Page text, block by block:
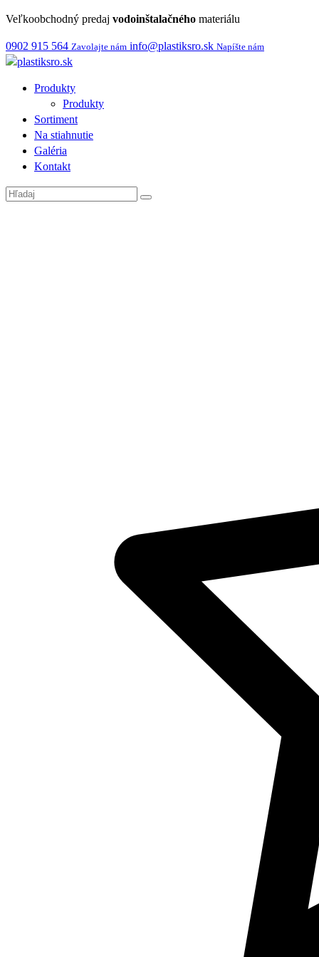
Veľkoobchodný predaj vodoinštalačného materiálu
0902 915 564 Zavolajte nám info@plastiksro.sk Napíšte nám
Produkty
Produkty
Sortiment
Na stiahnutie
Galéria
Kontakt